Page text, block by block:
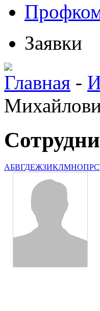
Заявки
Главная -
АБВГДЕЖЗИКЛМНОПРС